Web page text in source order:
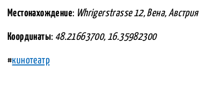
Местонахождение: Whrigerstrasse 12, Вена, Австрия
Координаты: 48.21663700, 16.35982300
#кинотеатр